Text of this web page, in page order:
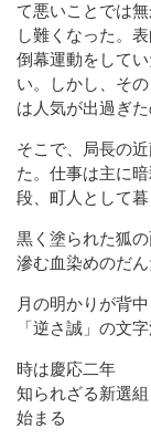
て悪いことでは
し難くなった。
倒幕運動をして
い。しかし、そ
は人気が出過ぎた
そこで、局長の
た。仕事は主に
段、町人として
黒く塗られた狐の
滲む血染めのだ
月の明かりが背
「逆さ誠」の文
時は慶応二年
知られざる新選
始まる